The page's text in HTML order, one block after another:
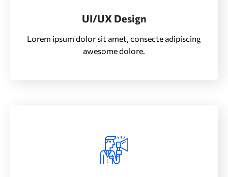
UI/UX Design
Lorem ipsum dolor sit amet, consecte adipiscing
awesome dolore.